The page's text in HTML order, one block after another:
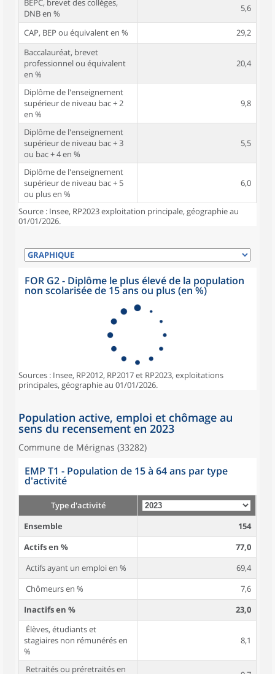
BEPC, brevet des collèges,
DNB en %
5,6
CAP, BEP ou équivalent en %
29,2
Baccalauréat, brevet
professionnel ou équivalent
en %
20,4
Diplôme de l'enseignement
supérieur de niveau bac + 2
en %
9,8
Diplôme de l'enseignement
supérieur de niveau bac + 3
ou bac + 4 en %
5,5
Diplôme de l'enseignement
supérieur de niveau bac + 5
ou plus en %
6,0
Source : Insee, RP2023 exploitation principale, géographie au
01/01/2026.
FOR G2 - Diplôme le plus élevé de la population
non scolarisée de 15 ans ou plus (en %)
Sources : Insee, RP2012, RP2017 et RP2023, exploitations
principales, géographie au 01/01/2026.
Population active, emploi et chômage au
sens du recensement en 2023
Commune de Mérignas (33282)
EMP T1 - Population de 15 à 64 ans par type
d'activité
Type d'activité
Ensemble
154
Actifs en %
77,0
Actifs ayant un emploi en %
69,4
Chômeurs en %
7,6
Inactifs en %
23,0
Élèves, étudiants et
stagiaires non rémunérés en
%
8,1
Retraités ou préretraités en